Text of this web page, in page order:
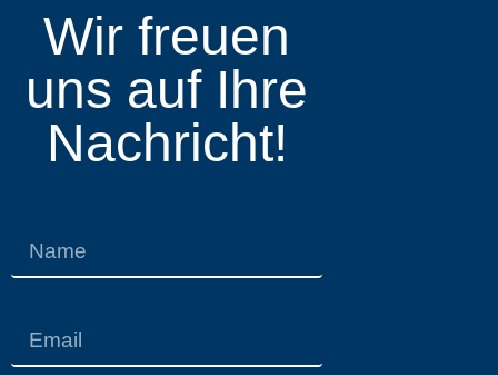
Wir freuen
uns auf Ihre
Nachricht!